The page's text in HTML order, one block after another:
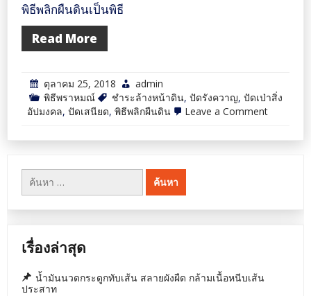
พิธีพลิกผืนดินเป็นพิธี
Read More
ตุลาคม 25, 2018
admin
พิธีพราหมณ์
ชำระล้างหน้าดิน, ปัดรังควาญ, ปัดเป่าสิ่ง
อัปมงคล, ปัดเสนียด, พิธีพลิกผืนดิน Leave a Commenton
ผืน
ปัด
ค้นหา
สำหรับ:
เรื่องล่าสุด
น้ำมันนวดกระดูกทับเส้น สลายผังผืด กล้ามเนื้อหนีบเส้น
ประสาท